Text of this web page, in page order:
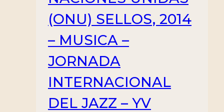
(ONU) SELLOS, 2014
– MUSICA –
JORNADA
INTERNACIONAL
DEL JAZZ – YV